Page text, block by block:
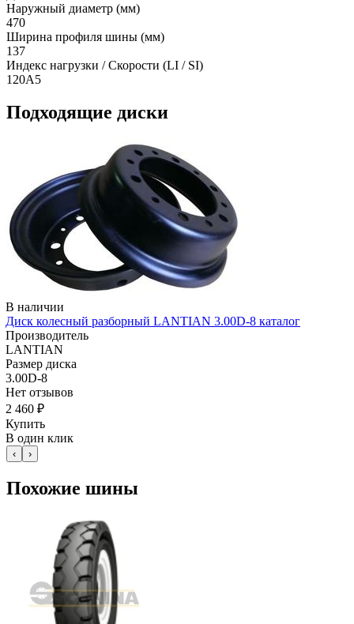
Наружный диаметр (мм)
470
Ширина профиля шины (мм)
137
Индекс нагрузки / Скорости (LI / SI)
120A5
Подходящие диски
В наличии
Диск колесный разборный LANTIAN 3.00D-8 каталог
Производитель
LANTIAN
Размер диска
3.00D-8
Нет отзывов
2 460 ₽
Купить
В один клик
‹ ›
Похожие шины